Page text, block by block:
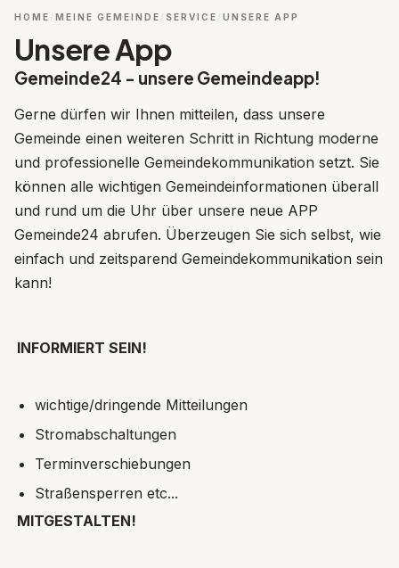
HOME MEINE GEMEINDE SERVICE UNSERE APP
Unsere App
Gemeinde24 - unsere Gemeindeapp!
Gerne dürfen wir Ihnen mitteilen, dass unsere
Gemeinde einen weiteren Schritt in Richtung moderne
und professionelle Gemeindekommunikation setzt. Sie
können alle wichtigen Gemeindeinformationen überall
und rund um die Uhr über unsere neue APP
Gemeinde24 abrufen. Überzeugen Sie sich selbst, wie
einfach und zeitsparend Gemeindekommunikation sein
kann!
INFORMIERT SEIN!
wichtige/dringende Mitteilungen
Stromabschaltungen
Terminverschiebungen
Straßensperren etc...
MITGESTALTEN!